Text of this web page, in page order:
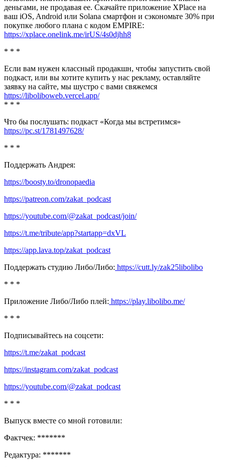
деньгами, не продавая ее. Скачайте приложение XPlace на
ваш iOS, Android или Solana смартфон и сэкономьте 30% при
покупке любого плана с кодом EMPIRE:
https://xplace.onelink.me/irUS/4s0djhh8
* * *
Если вам нужен классный продакшн, чтобы запустить свой
подкаст, или вы хотите купить у нас рекламу, оставляйте
заявку на сайте, мы шустро с вами свяжемся
https://liboliboweb.vercel.app/
* * *
Что бы послушать: подкаст «Когда мы встретимся»
https://pc.st/1781497628/
* * *
Поддержать Андрея:
https://boosty.to/dronopaedia
https://patreon.com/zakat_podcast
https://youtube.com/@zakat_podcast/join/
https://t.me/tribute/app?startapp=dxVL
https://app.lava.top/zakat_podcast
Поддержать студию Либо/Либо: https://cutt.ly/zak25libolibo
* * *
Приложение Либо/Либо плей: https://play.libolibo.me/
* * *
Подписывайтесь на соцсети:
https://t.me/zakat_podcast
https://instagram.com/zakat_podcast
https://youtube.com/@zakat_podcast
* * *
Выпуск вместе со мной готовили:
Фактчек: *******
Редактура: *******